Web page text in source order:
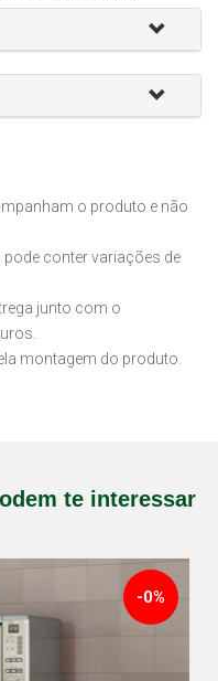
o produto e não
conter variações de
junto com o
montagem do produto.
te interessar
-0%